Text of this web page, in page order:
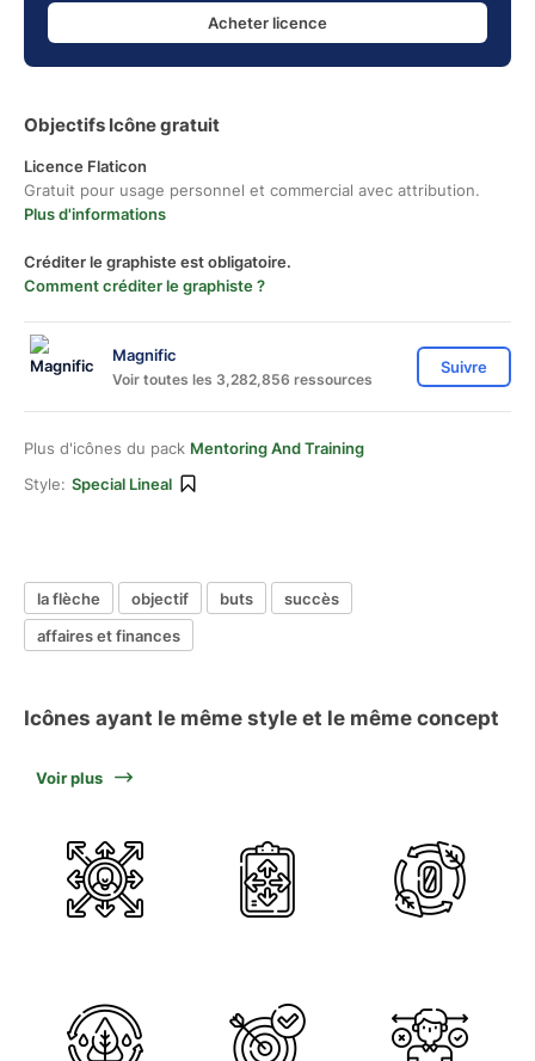
Acheter licence
Objectifs Icône gratuit
Licence Flaticon
Gratuit pour usage personnel et commercial avec attribution.
Plus d'informations
Créditer le graphiste est obligatoire.
Comment créditer le graphiste ?
Magnific
Voir toutes les 3,282,856 ressources
Suivre
Plus d'icônes du pack Mentoring And Training
Style: Special Lineal
la flèche objectif buts
succès
affaires et finances
Icônes ayant le même style et le même concept
Voir plus